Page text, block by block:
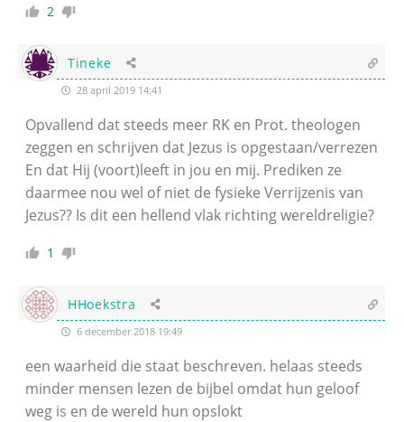
2
Tineke
28 april 2019 14:41
Opvallend dat steeds meer RK en Prot. theologen
zeggen en schrijven dat Jezus is opgestaan/verrezen
En dat Hij (voort)leeft in jou en mij. Prediken ze
daarmee nou wel of niet de fysieke Verrijzenis van
Jezus?? Is dit een hellend vlak richting wereldreligie?
1
HHoekstra
6 december 2018 19:49
een waarheid die staat beschreven. helaas steeds
minder mensen lezen de bijbel omdat hun geloof
weg is en de wereld hun opslokt